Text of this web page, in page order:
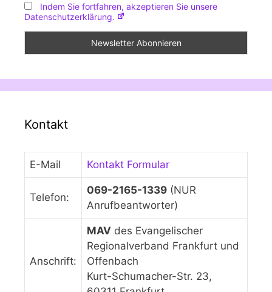
Indem Sie fortfahren, akzeptieren Sie unsere
Datenschutzerklärung.
Kontakt
E-Mail Kontakt Formular
Telefon:
069-2165-1339 (NUR
Anrufbeantworter)
Anschrift:
MAV des Evangelischer
Regionalverband Frankfurt und
Offenbach
Kurt-Schumacher-Str. 23,